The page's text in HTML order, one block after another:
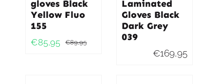
gloves Black
Yellow Fluo
155
€89,95
Oorspronkelijke
€85,95
Laminated
Gloves Black
Dark Grey
039
€169,95